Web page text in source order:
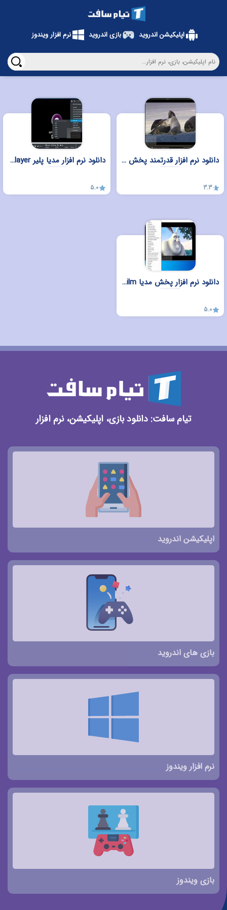
دانلود نرم افزار قدرتمند پخش GOM Player برای ویندوز
3.3
دانلود نرم افزار مدیا پلیر MPV-EASY Player برای ویندوز
5.0
دانلود نرم افزار پخش مدیا Megafilm برای ویندوز
5.0
اپلیکیشن اندروید بازی اندروید نرم افزار ویندوز
تیام سافت: دانلود بازی، اپلیکیشن، نرم افزار
اپلیکیشن اندروید
بازی های اندروید
نرم افزار ویندوز
بازی ویندوز